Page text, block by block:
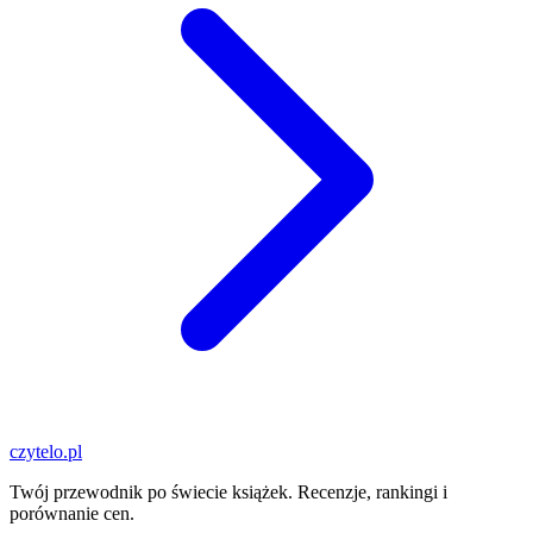
czytelo.pl
Twój przewodnik po świecie książek. Recenzje, rankingi i
porównanie cen.